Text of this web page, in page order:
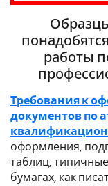
работы
Требования к
документов по
оформления,
таблиц,
бумагах, как